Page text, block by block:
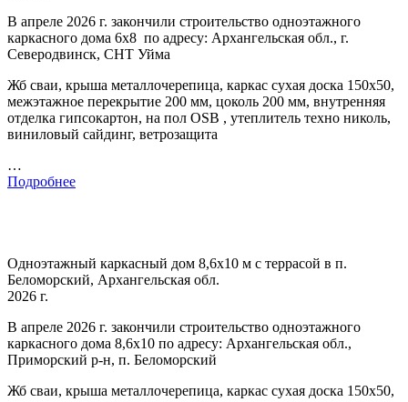
В апреле 2026 г. закончили строительство одноэтажного
каркасного дома 6х8 по адресу: Архангельская обл., г.
Северодвинск, СНТ Уйма
Жб сваи, крыша металлочерепица, каркас сухая доска 150х50,
межэтажное перекрытие 200 мм, цоколь 200 мм, внутренняя
отделка гипсокартон, на пол OSB , утеплитель техно николь,
виниловый сайдинг, ветрозащита
…
Подробнее
Одноэтажный каркасный дом 8,6х10 м с террасой в п.
Беломорский, Архангельская обл.
2026 г.
В апреле 2026 г. закончили строительство одноэтажного
каркасного дома 8,6х10 по адресу: Архангельская обл.,
Приморский р-н, п. Беломорский
Жб сваи, крыша металлочерепица, каркас сухая доска 150х50,